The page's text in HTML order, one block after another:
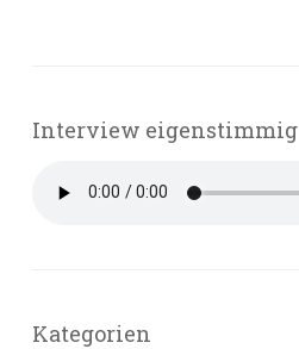
Interview eigenstimmig
Kategorien